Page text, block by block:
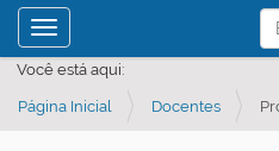
Toggle navigation
Você está aqui:
Página Inicial Docentes